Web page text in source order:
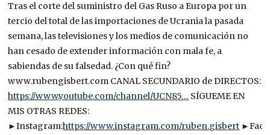
Tras el corte del suministro del Gas Ruso a Europa por un
tercio del total de las importaciones de Ucrania la pasada
semana, las televisiones y los medios de comunicación no
han cesado de extender información con mala fe, a
sabiendas de su falsedad. ¿Con qué fin?
www.rubengisbert.com CANAL SECUNDARIO de DIRECTOS:
https://www.youtube.com/channel/UCN85… SÍGUEME EN
MIS OTRAS REDES:
►Instagram:https://www.instagram.com/ruben.gisbert